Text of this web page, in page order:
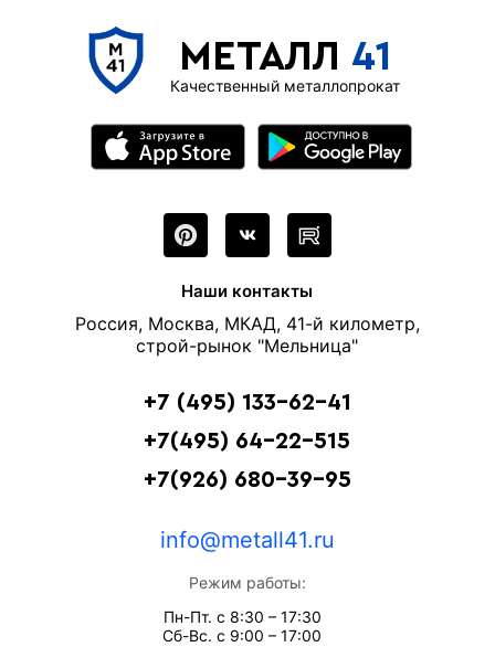
МЕТАЛЛ 41
Качественный металлопрокат
Наши контакты
Россия, Москва, МКАД, 41-й километр,
строй-рынок "Мельница"
+7 (495) 133-62-41
+7(495) 64-22-515
+7(926) 680-39-95
info@metall41.ru
Режим работы:
Пн-Пт. с 8:30 – 17:30
Сб-Вс. с 9:00 – 17:00